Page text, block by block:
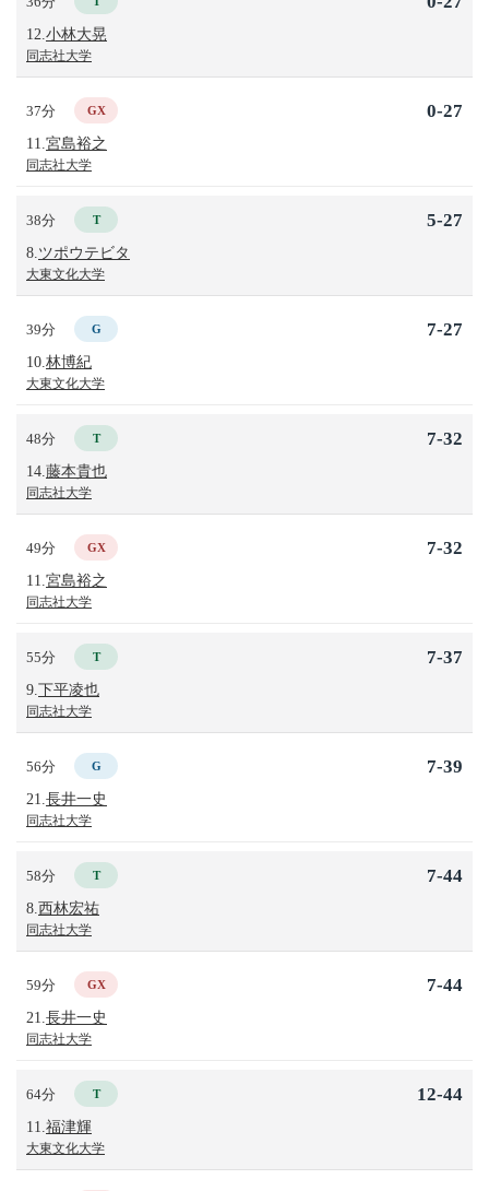
12. 小林大晃
同志社大学
37分 GX
11. 宮島裕之
同志社大学
0-27
38分 T
8. ツポウテビタ
大東文化大学
5-27
39分 G
10. 林博紀
大東文化大学
7-27
48分 T
14. 藤本貴也
同志社大学
7-32
49分 GX
11. 宮島裕之
同志社大学
7-32
55分 T
9. 下平凌也
同志社大学
7-37
56分 G
21. 長井一史
同志社大学
7-39
58分 T
8. 西林宏祐
同志社大学
7-44
59分 GX
21. 長井一史
同志社大学
7-44
64分 T
11. 福津輝
大東文化大学
12-44